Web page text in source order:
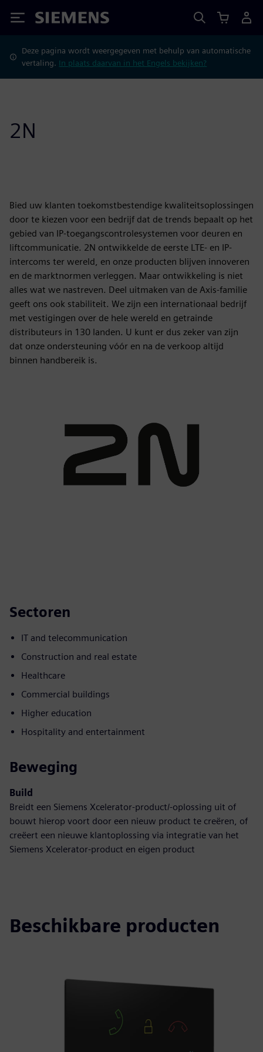
Siemens
Deze pagina wordt weergegeven met behulp van automatische
vertaling. In plaats daarvan in het Engels bekijken?
2N
Bied uw klanten toekomstbestendige kwaliteitsoplossingen
door te kiezen voor een bedrijf dat de trends bepaalt op het
gebied van IP-toegangscontrolesystemen voor deuren en
liftcommunicatie. 2N ontwikkelde de eerste LTE- en IP-
intercoms ter wereld, en onze producten blijven innoveren
en de marktnormen verleggen. Maar ontwikkeling is niet
alles wat we nastreven. Deel uitmaken van de Axis-familie
geeft ons ook stabiliteit. We zijn een internationaal bedrijf
met vestigingen over de hele wereld en getrainde
distributeurs in 130 landen. U kunt er dus zeker van zijn
dat onze ondersteuning vóór en na de verkoop altijd
binnen handbereik is.
Sectoren
IT and telecommunication
Construction and real estate
Healthcare
Commercial buildings
Higher education
Hospitality and entertainment
Beweging
Build
Breidt een Siemens Xcelerator-product/-oplossing uit of
bouwt hierop voort door een nieuw product te creëren, of
creëert een nieuwe klantoplossing via integratie van het
Siemens Xcelerator-product en eigen product
Beschikbare producten